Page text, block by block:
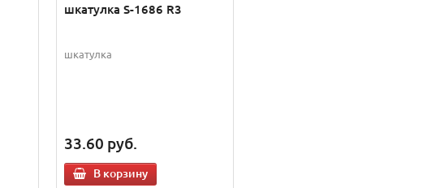
шкатулка S-1686 R3
шкатулка
33.60 руб.
В корзину